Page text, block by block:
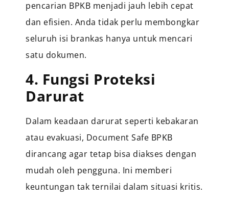
pencarian BPKB menjadi jauh lebih cepat
dan efisien. Anda tidak perlu membongkar
seluruh isi brankas hanya untuk mencari
satu dokumen.
4. Fungsi Proteksi
Darurat
Dalam keadaan darurat seperti kebakaran
atau evakuasi, Document Safe BPKB
dirancang agar tetap bisa diakses dengan
mudah oleh pengguna. Ini memberi
keuntungan tak ternilai dalam situasi kritis.